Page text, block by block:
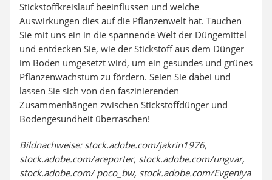
Stickstoffkreislauf beeinflussen und welche
Auswirkungen dies auf die Pflanzenwelt hat. Tauchen
Sie mit uns ein in die spannende Welt der Düngemittel
und entdecken Sie, wie der Stickstoff aus dem Dünger
im Boden umgesetzt wird, um ein gesundes und grünes
Pflanzenwachstum zu fördern. Seien Sie dabei und
lassen Sie sich von den faszinierenden
Zusammenhängen zwischen Stickstoffdünger und
Bodengesundheit überraschen!
Bildnachweise: stock.adobe.com/jakrin1976,
stock.adobe.com/areporter, stock.adobe.com/ungvar,
stock.adobe.com/ poco_bw, stock.adobe.com/Evgeniya